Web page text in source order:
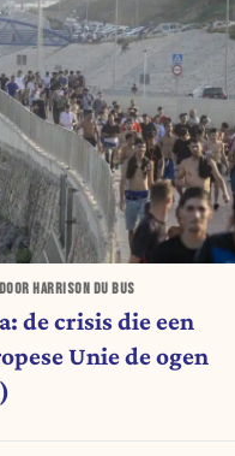
HARRISON DU BUS
de crisis die een
Unie de ogen